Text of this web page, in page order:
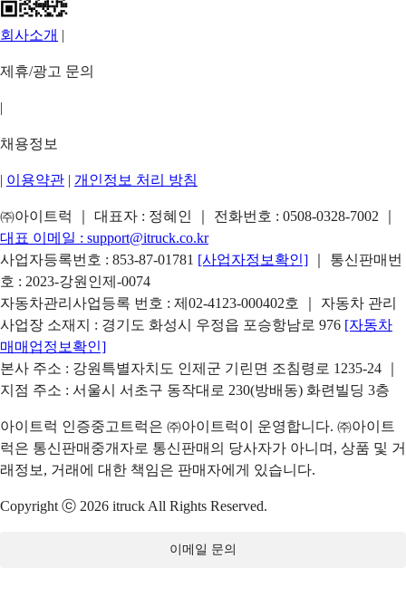
회사소개 |
제휴/광고 문의
|
채용정보
| 이용약관 | 개인정보 처리 방침
㈜아이트럭 ｜ 대표자 : 정혜인 ｜ 전화번호 : 0508-0328-7002
대표 이메일 : support@itruck.co.kr
사업자등록번호 : 853-87-01781 [사업자정보확인]
｜ 통신판매번
호 : 2023-강원인제-0074
자동차관리사업등록 번호 : 제02-4123-000402호 ｜ 자동차 관리
사업장 소재지 : 경기도 화성시 우정읍 포승항남로 976 [자동차
매매업정보확인]
본사 주소 : 강원특별자치도 인제군 기린면 조침령로 1235-24 ｜
지점 주소 : 서울시 서초구 동작대로 230(방배동) 화련빌딩 3층
아이트럭 인증중고트럭은 ㈜아이트럭이 운영합니다. ㈜아이트
럭은 통신판매중개자로 통신판매의 당사자가 아니며, 상품 및 거
래정보, 거래에 대한 책임은 판매자에게 있습니다.
Copyright ⓒ 2026 itruck All Rights Reserved.
이메일 문의